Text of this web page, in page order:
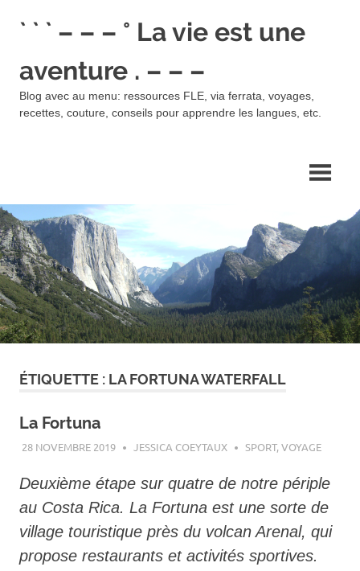
` ` ` – – – ° La vie est une
aventure . – – –
Blog avec au menu: ressources FLE, via ferrata, voyages,
recettes, couture, conseils pour apprendre les langues, etc.
ÉTIQUETTE : LA FORTUNA WATERFALL
La Fortuna
28 NOVEMBRE 2019 JESSICA COEYTAUX SPORT,VOYAGE
Deuxième étape sur quatre de notre périple
au Costa Rica. La Fortuna est une sorte de
village touristique près du volcan Arenal, qui
propose restaurants et activités sportives.